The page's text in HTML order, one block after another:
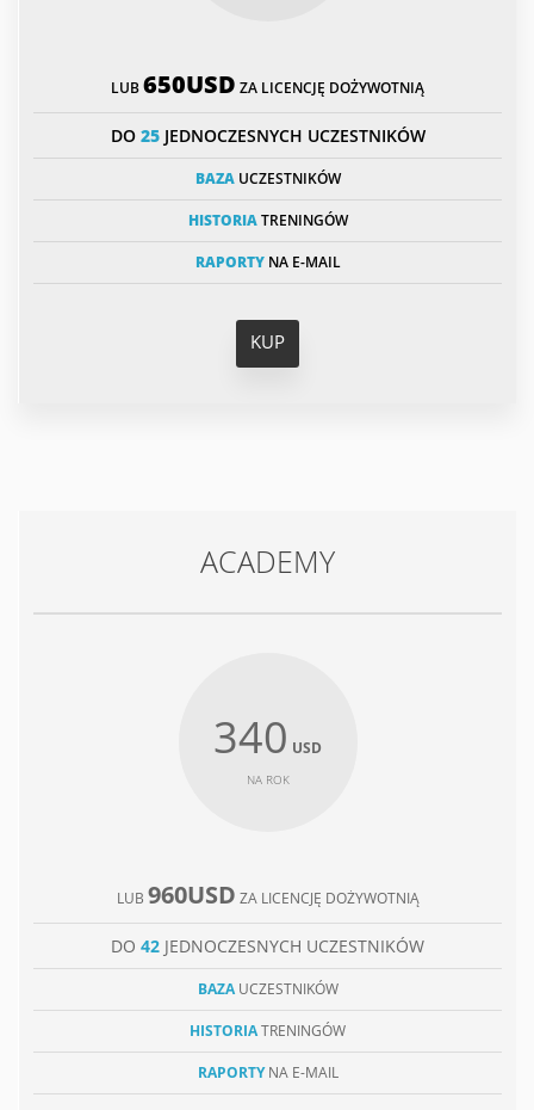
LUB650USD ZA LICENCJĘ DOŻYWOTNIĄ
DO 25JEDNOCZESNYCH UCZESTNIKÓW
BAZAUCZESTNIKÓW
HISTORIATRENINGÓW
RAPORTYNA E-MAIL
KUP
ACADEMY
340USD
NA ROK
LUB 960USD ZA LICENCJĘ DOŻYWOTNIĄ
DO 42 JEDNOCZESNYCH UCZESTNIKÓW
BAZAUCZESTNIKÓW
HISTORIATRENINGÓW
RAPORTYNA E-MAIL